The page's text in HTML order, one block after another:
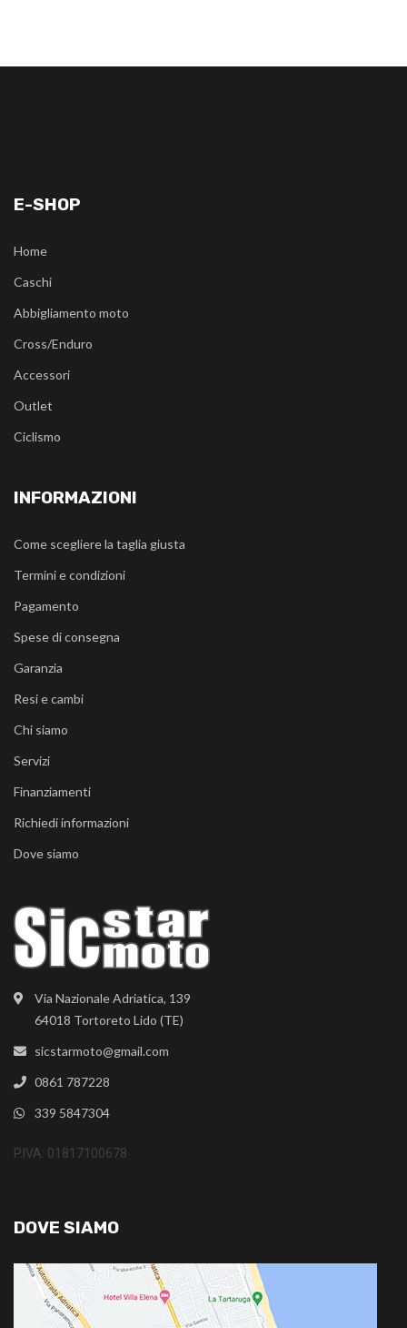
Via Nazionale Adriatica, 139
64018 Tortoreto Lido (TE)
sicstarmoto@gmail.com
0861 787228
339 5847304
P.IVA: 01817100678
E-SHOP
Home
Caschi
Abbigliamento moto
Cross/Enduro
Accessori
Outlet
Ciclismo
INFORMAZIONI
Come scegliere la taglia giusta
Termini e condizioni
Pagamento
Spese di consegna
Garanzia
Resi e cambi
Chi siamo
Servizi
Finanziamenti
Richiedi informazioni
Dove siamo
DOVE SIAMO